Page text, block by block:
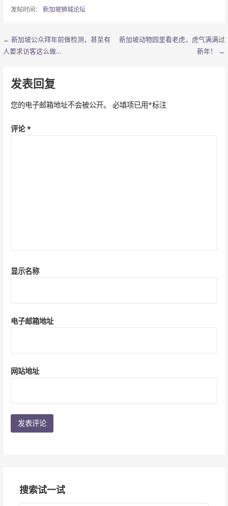
发帖时间： 新加坡狮城论坛
文
导
航
← 新加坡公众拜年前做检测，甚至有
人要求访客这么做…
新加坡动物园里看老虎，虎气满满过
新年！ →
发表回复
您的电子邮箱地址不会被公开。 必填项已用*标注
评论*
显示名称
电子邮箱地址
网站地址
搜索试一试